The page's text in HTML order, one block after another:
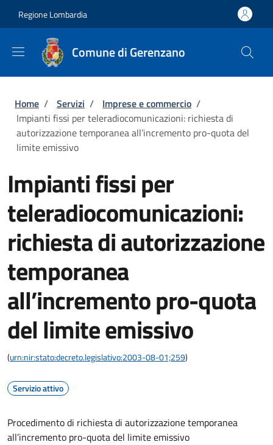
Regione Lombardia
Comune di Gerenzano
Briciole di pane
Home / Servizi / Imprese e commercio /
Impianti fissi per teleradiocomunicazioni: richiesta di
autorizzazione temporanea all’incremento pro-quota del
limite emissivo
Impianti fissi per
teleradiocomunicazioni:
richiesta di autorizzazione
temporanea
all’incremento pro-quota
del limite emissivo
(urn:nir:stato:decreto.legislativo:2003-08-01;259)
Servizio attivo
Procedimento di richiesta di autorizzazione temporanea
all’incremento pro-quota del limite emissivo